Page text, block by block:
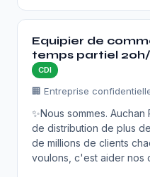
Equipier de
temps partiel
CDI
🏢 Entreprise
✨Nous sommes.
de distribution de plus
de millions de clients
voulons, c'est aider nos